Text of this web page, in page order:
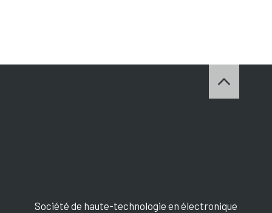
Société de haute-technologie en électronique